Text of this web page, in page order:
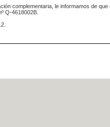
complementaria, le informamos de
Q-4618002B.